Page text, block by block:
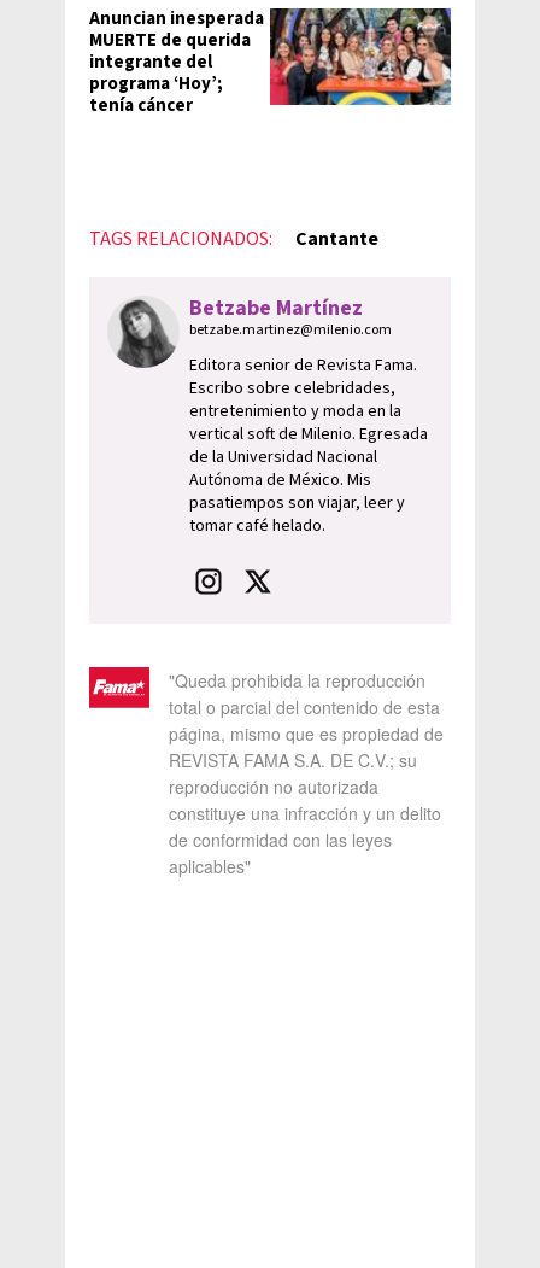
Anuncian inesperada
MUERTE de querida
integrante del
programa ‘Hoy’;
tenía cáncer
TAGS RELACIONADOS: Cantante
Betzabe Martínez
betzabe.martinez@milenio.com
Editora senior de Revista Fama.
Escribo sobre celebridades,
entretenimiento y moda en la
vertical soft de Milenio. Egresada
de la Universidad Nacional
Autónoma de México. Mis
pasatiempos son viajar, leer y
tomar café helado.
"Queda prohibida la reproducción
total o parcial del contenido de esta
página, mismo que es propiedad de
REVISTA FAMA S.A. DE C.V.; su
reproducción no autorizada
constituye una infracción y un delito
de conformidad con las leyes
aplicables"